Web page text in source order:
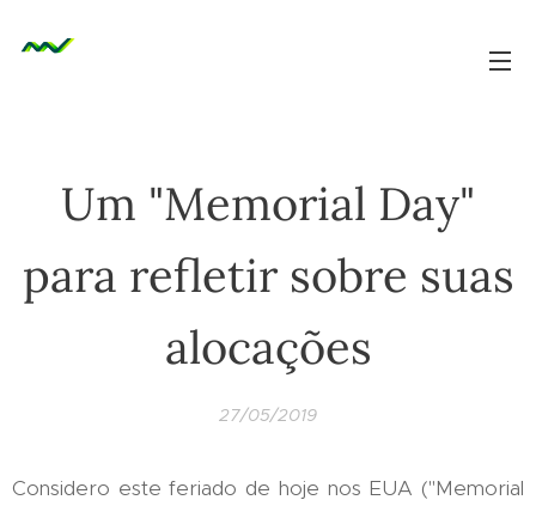
Um "Memorial Day"
para refletir sobre suas
alocações
27/05/2019
Considero este feriado de hoje nos EUA ("Memorial